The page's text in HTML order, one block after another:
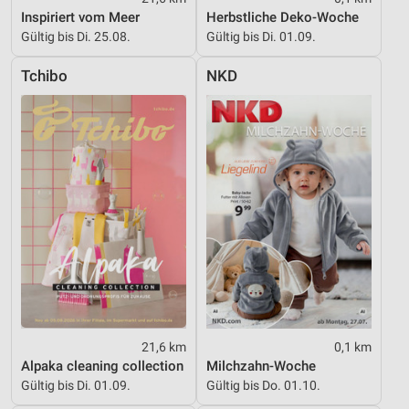
Inspiriert vom Meer
Gültig bis Di. 25.08.
Herbstliche Deko-Woche
Gültig bis Di. 01.09.
Tchibo
21,6 km
Alpaka cleaning collection
Gültig bis Di. 01.09.
NKD
0,1 km
Milchzahn-Woche
Gültig bis Do. 01.10.
IAB-Besonderheiten:
Verwendung genauer Standortdaten
Geräte anhand von aktiv angeforderten
Informationen identifizieren
Nicht-IAB-Verarbeitungszwecke:
Notwendig
Performance
Funktional
Werbung